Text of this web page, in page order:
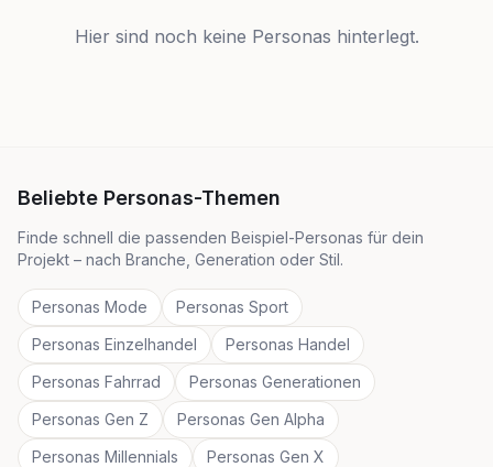
Hier sind noch keine Personas hinterlegt.
Beliebte Personas-Themen
Finde schnell die passenden Beispiel-Personas für dein
Projekt – nach Branche, Generation oder Stil.
Personas Mode
Personas Sport
Personas Einzelhandel
Personas Handel
Personas Fahrrad
Personas Generationen
Personas Gen Z
Personas Gen Alpha
Personas Millennials
Personas Gen X